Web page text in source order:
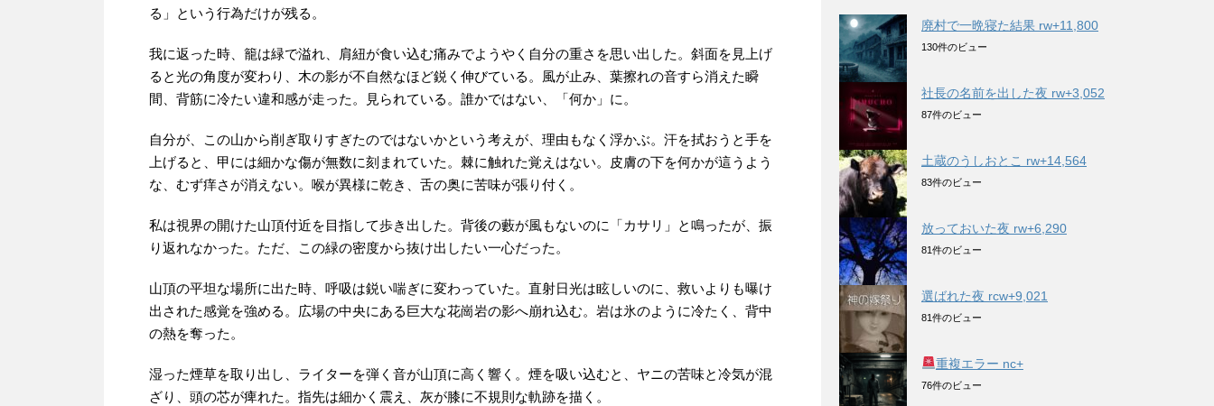
る」という行為だけが残る。
我に返った時、籠は緑で溢れ、肩紐が食い込む痛みでようやく自分の重さを思い出した。斜面を見上げ
ると光の角度が変わり、木の影が不自然なほど鋭く伸びている。風が止み、葉擦れの音すら消えた瞬
間、背筋に冷たい違和感が走った。見られている。誰かではない、「何か」に。
自分が、この山から削ぎ取りすぎたのではないかという考えが、理由もなく浮かぶ。汗を拭おうと手を
上げると、甲には細かな傷が無数に刻まれていた。棘に触れた覚えはない。皮膚の下を何かが這うよう
な、むず痒さが消えない。喉が異様に乾き、舌の奥に苦味が張り付く。
私は視界の開けた山頂付近を目指して歩き出した。背後の藪が風もないのに「カサリ」と鳴ったが、振
り返れなかった。ただ、この緑の密度から抜け出したい一心だった。
山頂の平坦な場所に出た時、呼吸は鋭い喘ぎに変わっていた。直射日光は眩しいのに、救いよりも曝け
出された感覚を強める。広場の中央にある巨大な花崗岩の影へ崩れ込む。岩は氷のように冷たく、背中
の熱を奪った。
湿った煙草を取り出し、ライターを弾く音が山頂に高く響く。煙を吸い込むと、ヤニの苦味と冷気が混
ざり、頭の芯が痺れた。指先は細かく震え、灰が膝に不規則な軌跡を描く。
廃村で一晩寝た結果 rw+11,800
130件のビュー
社長の名前を出した夜 rw+3,052
87件のビュー
土蔵のうしおとこ rw+14,564
83件のビュー
放っておいた夜 rw+6,290
81件のビュー
選ばれた夜 rcw+9,021
81件のビュー
重複エラー nc+
76件のビュー